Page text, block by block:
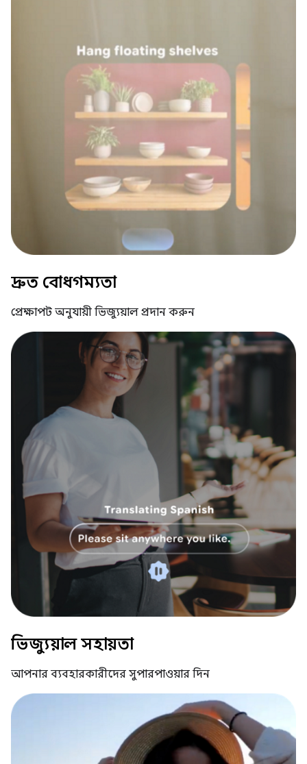
দ্রুত বোধগম্যতা
প্রেক্ষাপট অনুযায়ী ভিজ্যুয়াল প্রদান করুন
ভিজ্যুয়াল সহায়তা
আপনার ব্যবহারকারীদের সুপারপাওয়ার দিন